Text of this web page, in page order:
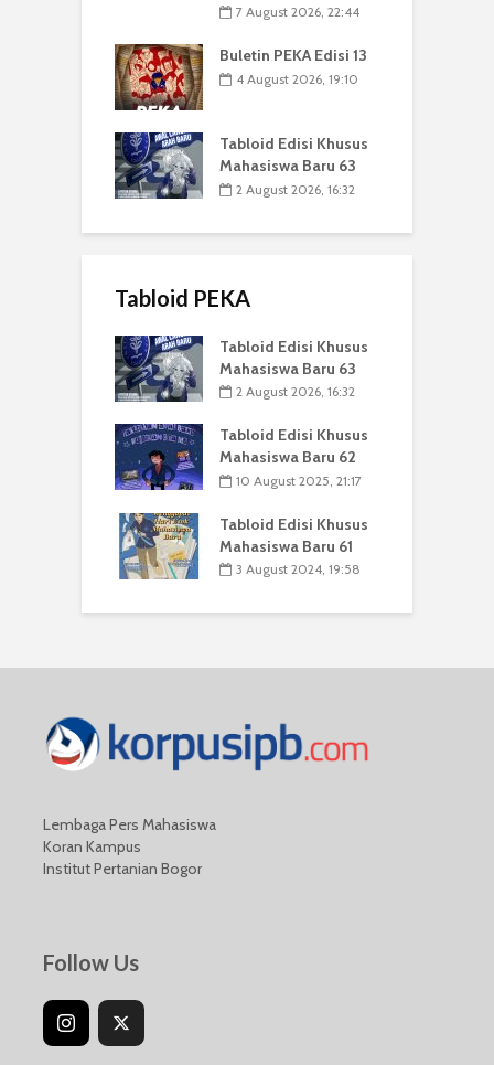
7 August 2026, 22:44
Buletin PEKA Edisi 13
4 August 2026, 19:10
Tabloid Edisi Khusus
Mahasiswa Baru 63
2 August 2026, 16:32
Tabloid PEKA
Tabloid Edisi Khusus
Mahasiswa Baru 63
2 August 2026, 16:32
Tabloid Edisi Khusus
Mahasiswa Baru 62
10 August 2025, 21:17
Tabloid Edisi Khusus
Mahasiswa Baru 61
3 August 2024, 19:58
Lembaga Pers Mahasiswa
Koran Kampus
Institut Pertanian Bogor
Follow Us